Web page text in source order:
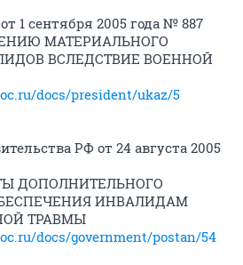
1 сентября 2005 года № 887
МАТЕРИАЛЬНОГО
ВСЛЕДСТВИЕ ВОЕННОЙ
docs/president/ukaz/5
РФ от 24 августа 2005
ДОПОЛНИТЕЛЬНОГО
ИНВАЛИДАМ
ТРАВМЫ
docs/government/postan/54